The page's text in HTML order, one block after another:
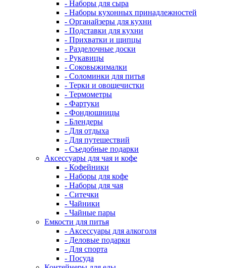
- Наборы для сыра
- Наборы кухонных принадлежностей
- Органайзеры для кухни
- Подставки для кухни
- Прихватки и щипцы
- Разделочные доски
- Рукавицы
- Соковыжималки
- Соломинки для питья
- Терки и овощечистки
- Термометры
- Фартуки
- Фондюшницы
- Блендеры
- Для отдыха
- Для путешествий
- Съедобные подарки
Аксессуары для чая и кофе
- Кофейники
- Наборы для кофе
- Наборы для чая
- Ситечки
- Чайники
- Чайные пары
Емкости для питья
- Аксессуары для алкоголя
- Деловые подарки
- Для спорта
- Посуда